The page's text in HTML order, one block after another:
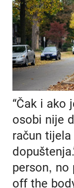
“Čak i ako
osobi nije
račun
person, no
off the